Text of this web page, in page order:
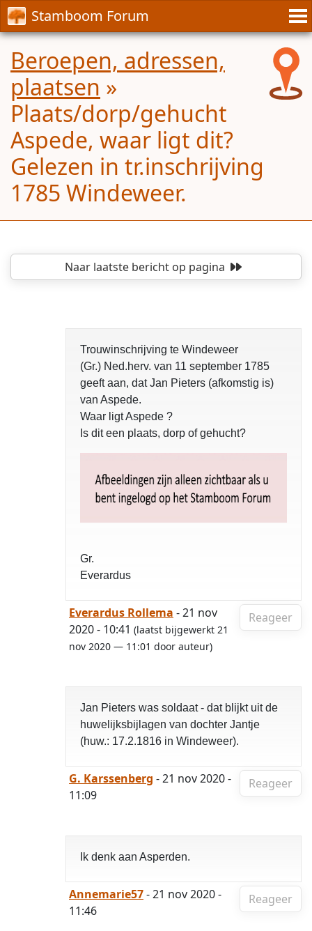
Stamboom Forum
Beroepen, adressen,
plaatsen »
Plaats/dorp/gehucht
Aspede, waar ligt dit?
Gelezen in tr.inschrijving
1785 Windeweer.
Naar laatste berichtop pagina
Trouwinschrijving te Windeweer
(Gr.) Ned.herv. van 11 september 1785
geeft aan, dat Jan Pieters (afkomstig is)
van Aspede.
Waar ligt Aspede ?
Is dit een plaats, dorp of gehucht?
Gr.
Everardus
Reageer
Everardus Rollema - 21 nov
2020 - 10:41 (laatst bijgewerkt 21
nov 2020 — 11:01 door auteur)
Jan Pieters was soldaat - dat blijkt uit de
huwelijksbijlagen van dochter Jantje
(huw.: 17.2.1816 in Windeweer).
Reageer
G. Karssenberg - 21 nov 2020 -
11:09
Ik denk aan Asperden.
Reageer
Annemarie57- 21 nov 2020 -
11:46